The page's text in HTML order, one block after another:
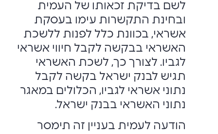
לשם בדיקת זכאותו של העמית
ובחינת התקשרות עימו בעסקת
אשראי, בכוונת כלל לפנות ללשכת
האשראי בבקשה לקבל חיווי אשראי
לגביו. לצורך כך, לשכת האשראי
תגיש לבנק ישראל בקשה לקבל
נתוני אשראי לגביו, הכלולים במאגר
נתוני האשראי בבנק ישראל.
הודעה לעמית בעניין זה תימסר